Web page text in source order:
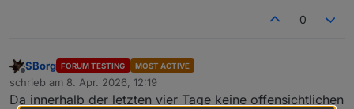
0
Offline
SBorg FORUM TESTING MOST ACTIVE
schrieb am 8. Apr. 2026, 12:19
zuletzt editiert von
Da innerhalb der letzten vier Tage keine offensichtlichen